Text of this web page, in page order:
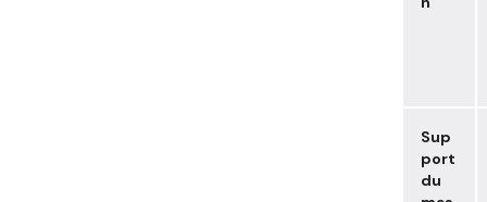
Sup
port
du